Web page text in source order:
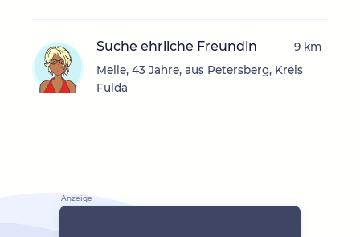
Suche ehrliche Freundin
Melle, 43 Jahre, aus Petersberg, Kreis
Fulda
9 km